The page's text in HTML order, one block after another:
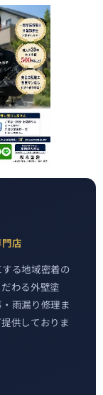
店
る地域密着の
わる外壁塗
雨漏り修理ま
供しておりま